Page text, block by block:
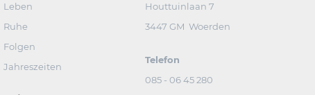
Leben
Ruhe
Folgen
Jahreszeiten
Houttuinlaan 7
3447 GM Woerden
Telefon
085 - 06 45 280